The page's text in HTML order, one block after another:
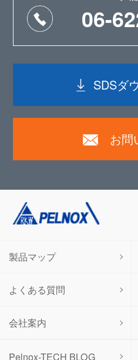
06-
SDSダ
お問
Pelnox-TECH BLOG
製品マップ
よくある質問
会社案内